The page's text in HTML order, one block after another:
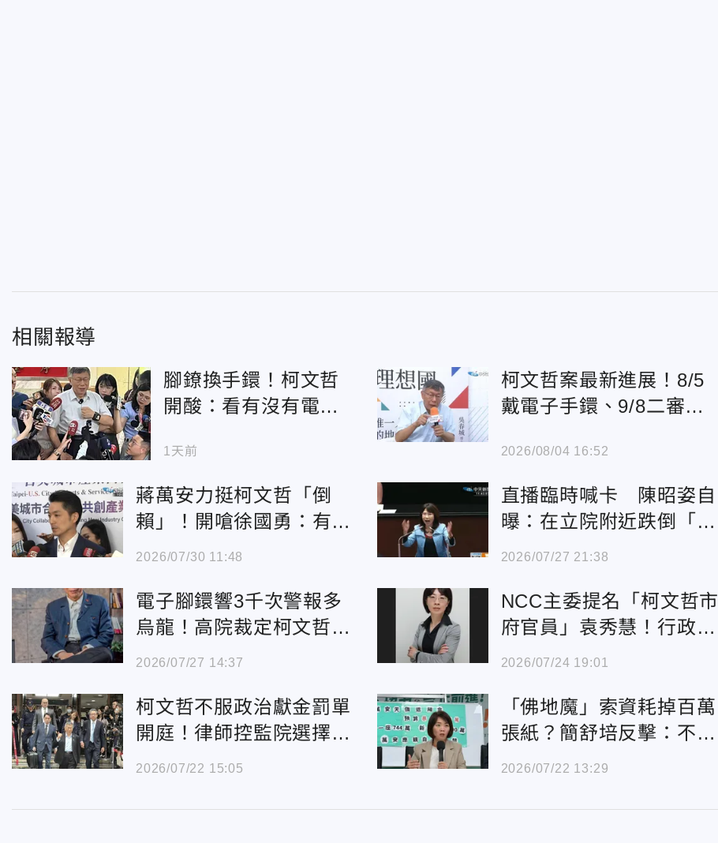
相關報導
腳鐐換手鐶！柯文哲
開酸：看有沒有電子
1天前
柯文哲案最新進展！8/5
戴電子手鐶、9/8二審首
2026/08/04 16:52
蔣萬安力挺柯文哲「倒
賴」！開嗆徐國勇：有氣
魄面對毒油風暴嗎？
2026/07/30 11:48
直播臨時喊卡 陳昭姿自
曝：在立院附近跌倒「輕
微腦震盪」
2026/07/27 21:38
電子腳鐶響3千次警報多
烏龍！高院裁定柯文哲8/
5改戴電子手鐶
2026/07/27 14:37
NCC主委提名「柯文哲市
府官員」袁秀慧！行政院
突宣布7人名單
2026/07/24 19:01
柯文哲不服政治獻金罰單
開庭！律師控監院選擇性
執法
2026/07/22 15:05
「佛地魔」索資耗掉百萬
張紙？簡舒培反擊：不是
電子化了嗎？
2026/07/22 13:29